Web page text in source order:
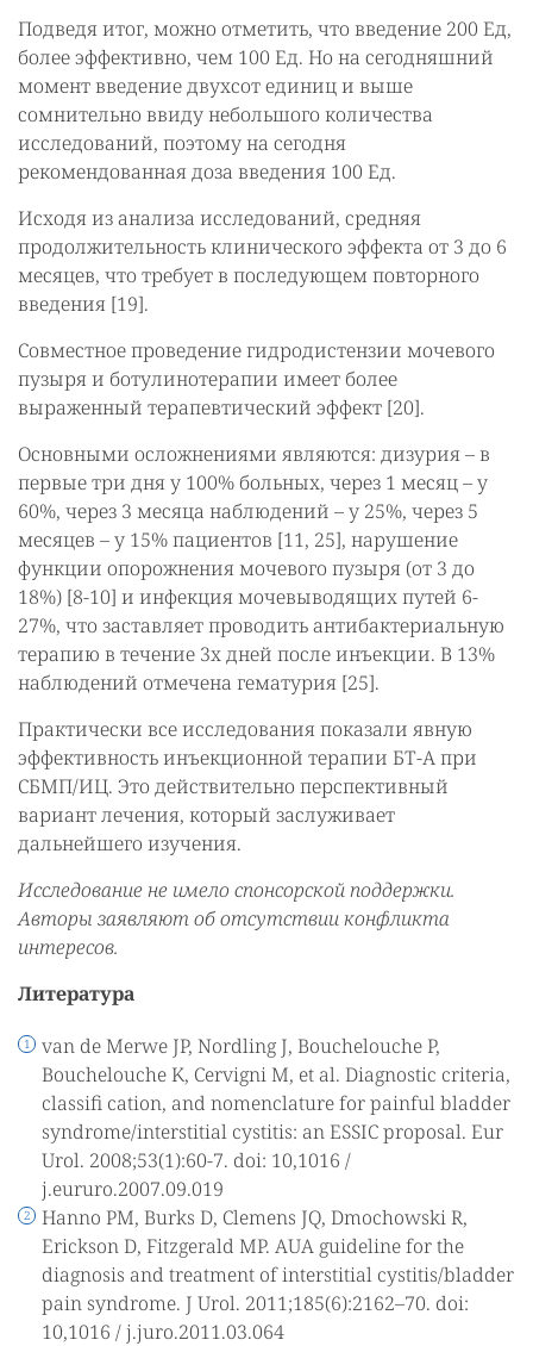
Подведя итог, можно отметить, что введение 200 Ед,
более эффективно, чем 100 Ед. Но на сегодняшний
момент введение двухсот единиц и выше
сомнительно ввиду небольшого количества
исследований, поэтому на сегодня
рекомендованная доза введения 100 Ед.
Исходя из анализа исследований, средняя
продолжительность клинического эффекта от 3 до 6
месяцев, что требует в последующем повторного
введения [19].
Совместное проведение гидродистензии мочевого
пузыря и ботулинотерапии имеет более
выраженный терапевтический эффект [20].
Основными осложнениями являются: дизурия – в
первые три дня у 100% больных, через 1 месяц – у
60%, через 3 месяца наблюдений – у 25%, через 5
месяцев – у 15% пациентов [11, 25], нарушение
функции опорожнения мочевого пузыря (от 3 до
18%) [8-10] и инфекция мочевыводящих путей 6-
27%, что заставляет проводить антибактериальную
терапию в течение 3х дней после инъекции. В 13%
наблюдений отмечена гематурия [25].
Практически все исследования показали явную
эффективность инъекционной терапии БТ-А при
СБМП/ИЦ. Это действительно перспективный
вариант лечения, который заслуживает
дальнейшего изучения.
Исследование не имело спонсорской поддержки.
Авторы заявляют об отсутствии конфликта
интересов.
Литература
van de Merwe JP, Nordling J, Bouchelouche P,
Bouchelouche K, Cervigni M, et al. Diagnostic criteria,
classifi cation, and nomenclature for painful bladder
syndrome/interstitial cystitis: an ESSIC proposal. Eur
Urol. 2008;53(1):60-7. doi: 10,1016 /
j.eururo.2007.09.019
Hanno PM, Burks D, Clemens JQ, Dmochowski R,
Erickson D, Fitzgerald MP. AUA guideline for the
diagnosis and treatment of interstitial cystitis/bladder
pain syndrome. J Urol. 2011;185(6):2162–70. doi:
10,1016 / j.juro.2011.03.064